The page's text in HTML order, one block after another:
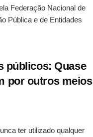
Federação Nacional de
Pública e de Entidades
públicos: Quase
por outros meios
ter utilizado qualquer